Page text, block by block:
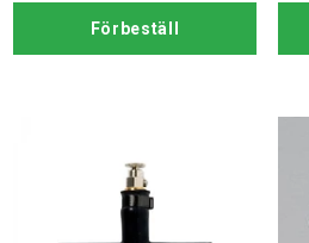
Förbeställ